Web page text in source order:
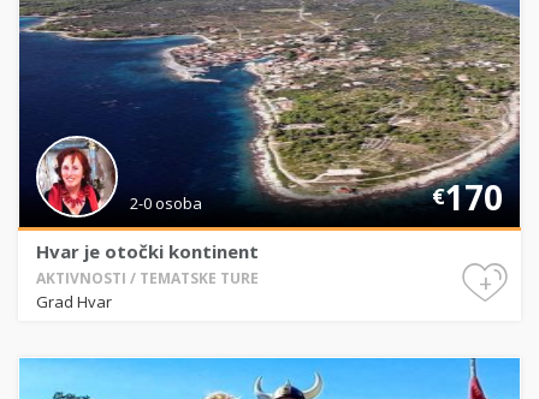
2-0 osoba €170
Hvar je otočki kontinent
AKTIVNOSTI / TEMATSKE TURE
Grad Hvar
+